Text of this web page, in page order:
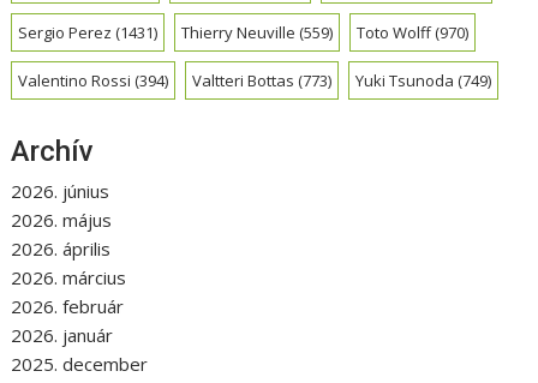
Sergio Perez (1431) Thierry Neuville (559) Toto Wolff(970)
Valentino Rossi (394) Valtteri Bottas (773) Yuki Tsunoda (749)
Archív
2026. június
2026. május
2026. április
2026. március
2026. február
2026. január
2025. december